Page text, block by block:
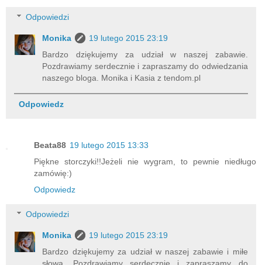
Odpowiedzi
Monika
19 lutego 2015 23:19
Bardzo dziękujemy za udział w naszej zabawie.
Pozdrawiamy serdecznie i zapraszamy do odwiedzania
naszego bloga. Monika i Kasia z tendom.pl
Odpowiedz
Beata88 19 lutego 2015 13:33
Piękne storczyki!!Jeżeli nie wygram, to pewnie niedługo
zamówię:)
Odpowiedz
Odpowiedzi
Monika
19 lutego 2015 23:19
Bardzo dziękujemy za udział w naszej zabawie i miłe